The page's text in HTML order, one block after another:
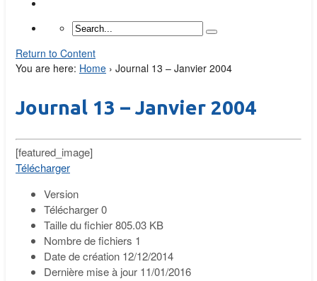
Return to Content
You are here: Home › Journal 13 – Janvier 2004
Journal 13 – Janvier 2004
[featured_image]
Télécharger
Version
Télécharger0
Taille du fichier805.03 KB
Nombre de fichiers 1
Date de création 12/12/2014
Dernière mise à jour 11/01/2016